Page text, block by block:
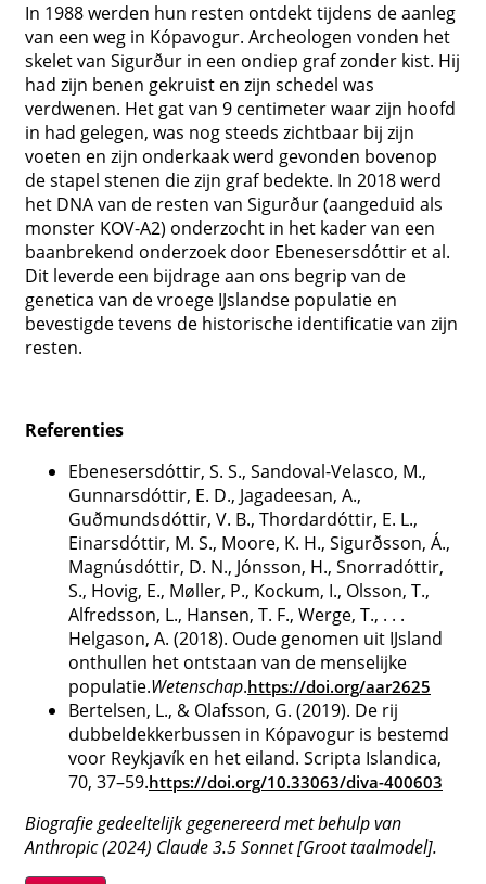
In 1988 werden hun resten ontdekt tijdens de aanleg
van een weg in Kópavogur. Archeologen vonden het
skelet van Sigurður in een ondiep graf zonder kist. Hij
had zijn benen gekruist en zijn schedel was
verdwenen. Het gat van 9 centimeter waar zijn hoofd
in had gelegen, was nog steeds zichtbaar bij zijn
voeten en zijn onderkaak werd gevonden bovenop
de stapel stenen die zijn graf bedekte. In 2018 werd
het DNA van de resten van Sigurður (aangeduid als
monster KOV-A2) onderzocht in het kader van een
baanbrekend onderzoek door Ebenesersdóttir et al.
Dit leverde een bijdrage aan ons begrip van de
genetica van de vroege IJslandse populatie en
bevestigde tevens de historische identificatie van zijn
resten.
Referenties
Ebenesersdóttir, S. S., Sandoval-Velasco, M.,
Gunnarsdóttir, E. D., Jagadeesan, A.,
Guðmundsdóttir, V. B., Thordardóttir, E. L.,
Einarsdóttir, M. S., Moore, K. H., Sigurðsson, Á.,
Magnúsdóttir, D. N., Jónsson, H., Snorradóttir,
S., Hovig, E., Møller, P., Kockum, I., Olsson, T.,
Alfredsson, L., Hansen, T. F., Werge, T., . . .
Helgason, A. (2018). Oude genomen uit IJsland
onthullen het ontstaan ​​van de menselijke
populatie.Wetenschap.https://doi.org/aar2625
Bertelsen, L., & Olafsson, G. (2019). De rij
dubbeldekkerbussen in Kópavogur is bestemd
voor Reykjavík en het eiland. Scripta Islandica,
70, 37–59.https://doi.org/10.33063/diva-400603
Biografie gedeeltelijk gegenereerd met behulp van
Anthropic (2024) Claude 3.5 Sonnet [Groot taalmodel].